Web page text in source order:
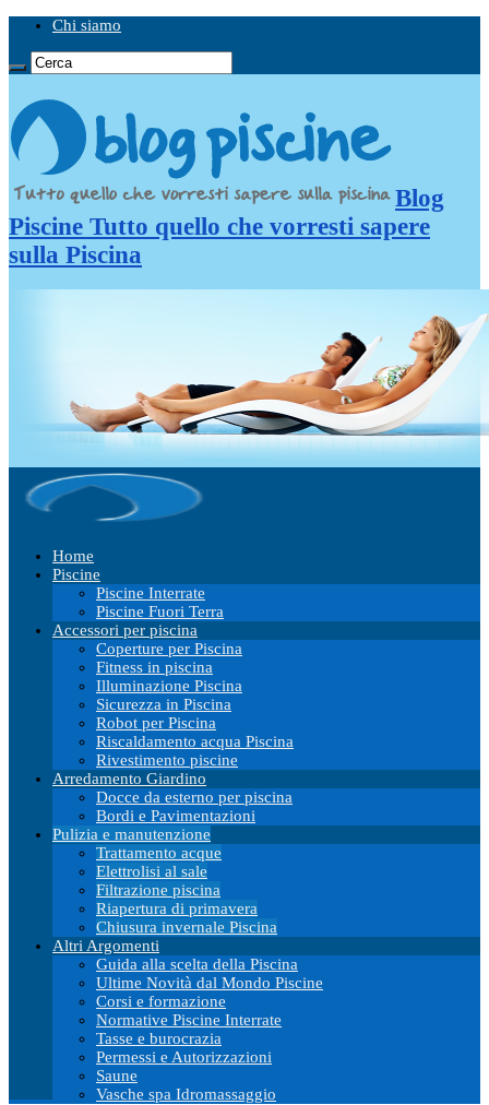
Chi siamo
Blog
Piscine Tutto quello che vorresti sapere
sulla Piscina
Home
Piscine
Piscine Interrate
Piscine Fuori Terra
Accessori per piscina
Coperture per Piscina
Fitness in piscina
Illuminazione Piscina
Sicurezza in Piscina
Robot per Piscina
Riscaldamento acqua Piscina
Rivestimento piscine
Arredamento Giardino
Docce da esterno per piscina
Bordi e Pavimentazioni
Pulizia e manutenzione
Trattamento acque
Elettrolisi al sale
Filtrazione piscina
Riapertura di primavera
Chiusura invernale Piscina
Altri Argomenti
Guida alla scelta della Piscina
Ultime Novità dal Mondo Piscine
Corsi e formazione
Normative Piscine Interrate
Tasse e burocrazia
Permessi e Autorizzazioni
Saune
Vasche spa Idromassaggio